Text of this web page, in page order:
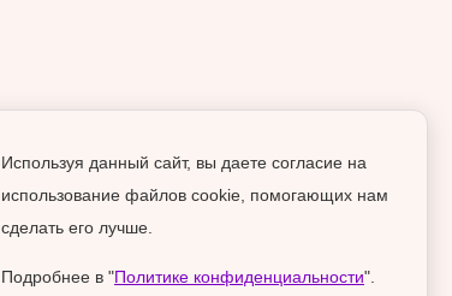
Используя данный сайт, вы даете согласие на
использование файлов cookie, помогающих нам
сделать его лучше.
Подробнее в "Политике конфиденциальности".